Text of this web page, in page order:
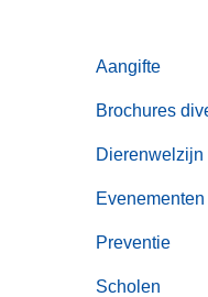
Aangifte
Brochures
Dierenwelzijn
Evenementen
Preventie
Scholen